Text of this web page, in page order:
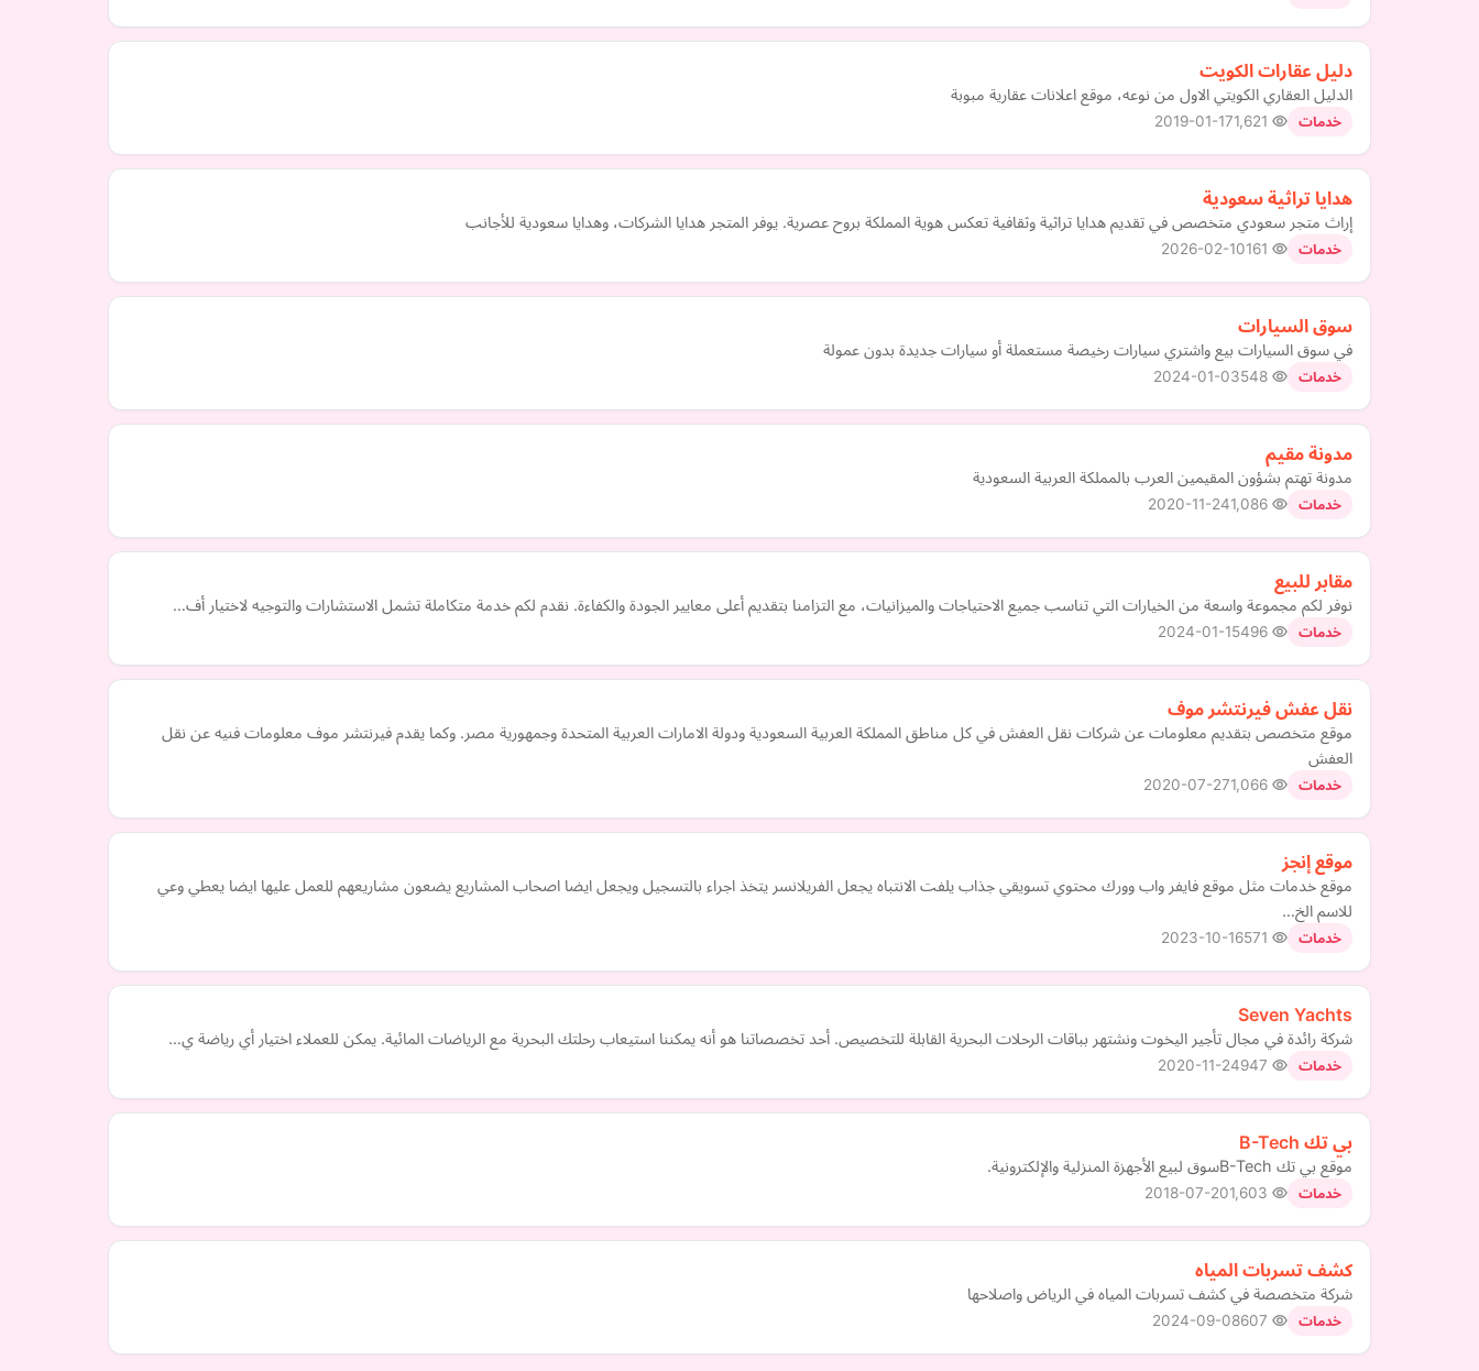
دليل عقارات الكويت
الدليل العقاري الكويتي الاول من نوعه، موقع اعلانات عقارية مبوبة
خدمات 2019-01-17
هدايا تراثية سعودية
إراث متجر سعودي متخصص في تقديم هدايا تراثية وثقافية تعكس هوية المملكة بروح عصرية. يوفر المتجر هدايا الشركات، وهدايا سعودية للأجانب
خدمات 2026-02-10
سوق السيارات
في سوق السيارات بيع واشتري سيارات رخيصة مستعملة أو سيارات جديدة بدون عمولة
خدمات 2024-01-03
مدونة مقيم
مدونة تهتم بشؤون المقيمين العرب بالمملكة العربية السعودية
خدمات 2020-11-24
مقابر للبيع
نوفر لكم مجموعة واسعة من الخيارات التي تناسب جميع الاحتياجات والميزانيات، مع التزامنا بتقديم أعلى معايير الجودة والكفاءة. نقدم لكم خدمة متكاملة تشمل الاستشارات والتوجيه لاختيار أف…
خدمات 2024-01-15
نقل عفش فيرنتشر موف
موقع متخصص بتقديم معلومات عن شركات نقل العفش في كل مناطق المملكة العربية السعودية ودولة الامارات العربية المتحدة وجمهورية مصر. وكما يقدم فيرنتشر موف معلومات فنيه عن نقل
العفش
خدمات 2020-07-27
موقع إنجز
موقع خدمات مثل موقع فايفر واب وورك محتوي تسويقي جذاب يلفت الانتباه يجعل الفريلانسر يتخذ اجراء بالتسجيل ويجعل ايضا اصحاب المشاريع يضعون مشاريعهم للعمل عليها ايضا يعطي وعي
للاسم الخ…
خدمات 2023-10-16
Seven Yachts
شركة رائدة في مجال تأجير اليخوت ونشتهر بباقات الرحلات البحرية القابلة للتخصيص. أحد تخصصاتنا هو أنه يمكننا استيعاب رحلتك البحرية مع الرياضات المائية. يمكن للعملاء اختيار أي رياضة ي…
خدمات 2020-11-24
بي تك B-Tech
موقع بي تك B-Techسوق لبيع الأجهزة المنزلية والإلكترونية.
خدمات 2018-07-20
كشف تسربات المياه
شركة متخصصة في كشف تسربات المياه في الرياض واصلاحها
خدمات 2024-09-08